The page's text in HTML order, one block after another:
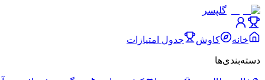
گلپسر
خانه کاوش جدول امتیازات
دسته‌بندی‌ها